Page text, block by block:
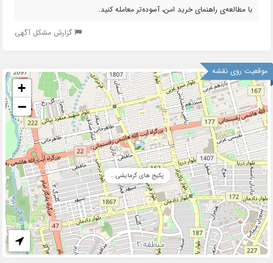
با مطالعه‌ی راهنمای خرید امن، آسوده‌تر معامله کنید.
گزارش مشکل آگهی
موقعیت روی نقشه
پکیج های گرمایشی...
+
−